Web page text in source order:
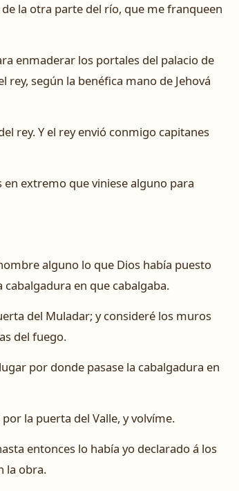
la otra parte del río, que me franqueen
enmaderar los portales del palacio de
rey, según la benéfica mano de Jehová
rey. Y el rey envió conmigo capitanes
extremo que viniese alguno para
alguno lo que Dios había puesto
en que cabalgaba.
del Muladar; y consideré los muros
del fuego.
por donde pasase la cabalgadura en
la puerta del Valle, y volvíme.
entonces lo había yo declarado á los
la obra.